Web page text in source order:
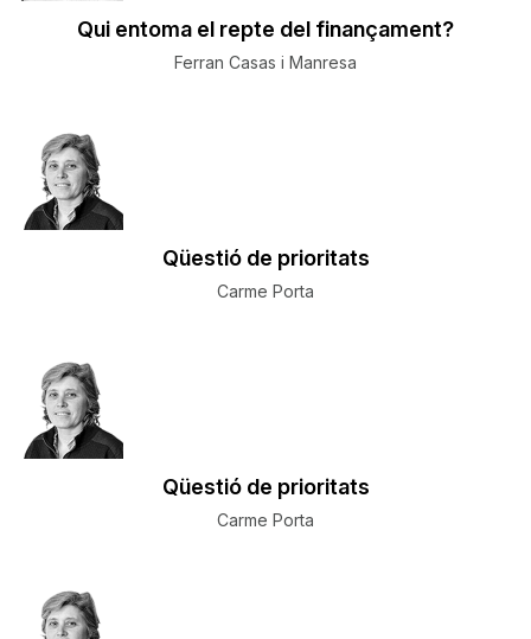
Qui entoma el repte del finançament?
Ferran Casas i Manresa
Qüestió de prioritats
Carme Porta
Qüestió de prioritats
Carme Porta